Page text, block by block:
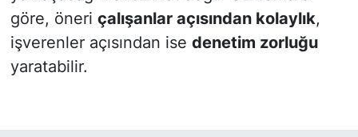
göre, öneri çalışanlar açısından kolaylık,
işverenler açısından ise denetim zorluğu
yaratabilir.